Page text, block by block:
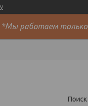
*Мы работаем только